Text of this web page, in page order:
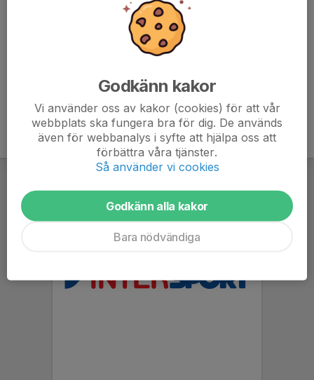
Godkänn kakor
Vi använder oss av kakor (cookies) för att vår
webbplats ska fungera bra för dig. De används
även för webbanalys i syfte att hjälpa oss att
förbättra våra tjänster.
Så använder vi cookies
Godkänn alla kakor
Bara nödvändiga